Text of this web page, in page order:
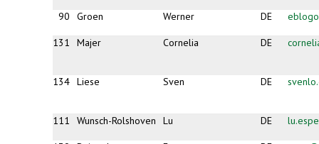
90 Groen Werner DE
131 Majer Cornelia DE
134 Liese Sven DE
111 Wunsch-Rolshoven Lu DE